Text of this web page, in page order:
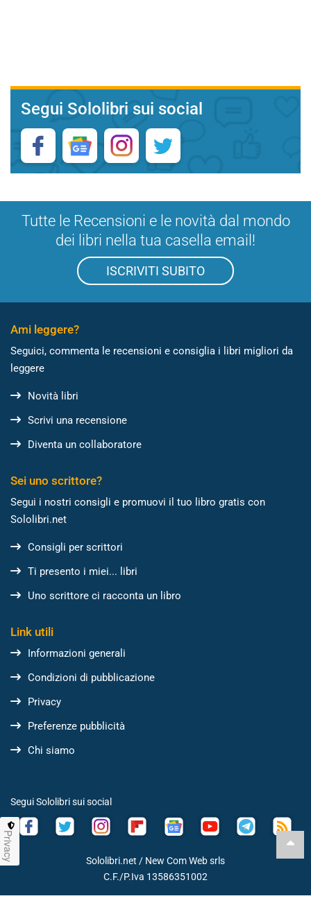
Segui Sololibri sui social
Tutte le Recensioni e le novità dal mondo
dei libri nella tua casella email!
ISCRIVITI SUBITO
Ami leggere?
Seguici, commenta le recensioni e consiglia i libri migliori da
leggere
Novità libri
Scrivi una recensione
Diventa un collaboratore
Sei uno scrittore?
Segui i nostri consigli e promuovi il tuo libro gratis con
Sololibri.net
Consigli per scrittori
Ti presento i miei... libri
Uno scrittore ci racconta un libro
Link utili
Informazioni generali
Condizioni di pubblicazione
Privacy
Preferenze pubblicità
Chi siamo
Segui Sololibri sui social
Sololibri.net / New Com Web srls
C.F./P.Iva 13586351002
Privacy